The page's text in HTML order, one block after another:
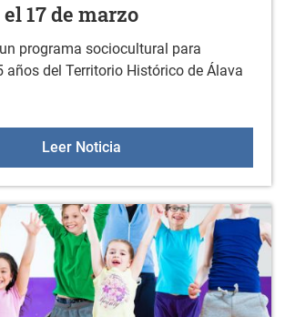
17 de marzo
programa sociocultural para
años del Territorio Histórico de Álava
Leer NoticiaAulas +55 el 17 de